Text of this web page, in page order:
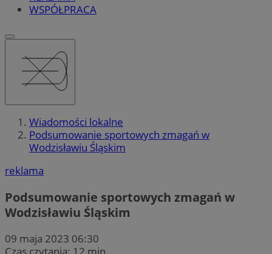
WSPÓŁPRACA
Wiadomości lokalne
Podsumowanie sportowych zmagań w
Wodzisławiu Śląskim
reklama
Podsumowanie sportowych zmagań w
Wodzisławiu Śląskim
09 maja 2023 06:30
Czas czytania: 12 min.